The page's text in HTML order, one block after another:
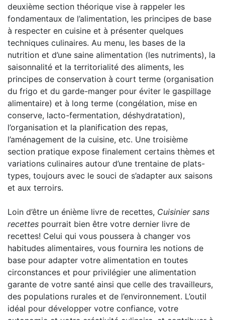
deuxième section théorique vise à rappeler les
fondamentaux de l’alimentation, les principes de base
à respecter en cuisine et à présenter quelques
techniques culinaires. Au menu, les bases de la
nutrition et d’une saine alimentation (les nutriments), la
saisonnalité et la territorialité des aliments, les
principes de conservation à court terme (organisation
du frigo et du garde-manger pour éviter le gaspillage
alimentaire) et à long terme (congélation, mise en
conserve, lacto-fermentation, déshydratation),
l’organisation et la planification des repas,
l’aménagement de la cuisine, etc. Une troisième
section pratique expose finalement certains thèmes et
variations culinaires autour d’une trentaine de plats-
types, toujours avec le souci de s’adapter aux saisons
et aux terroirs.
Loin d’être un énième livre de recettes, Cuisinier sans
recettes pourrait bien être votre dernier livre de
recettes! Celui qui vous poussera à changer vos
habitudes alimentaires, vous fournira les notions de
base pour adapter votre alimentation en toutes
circonstances et pour privilégier une alimentation
garante de votre santé ainsi que celle des travailleurs,
des populations rurales et de l’environnement. L’outil
idéal pour développer votre confiance, votre